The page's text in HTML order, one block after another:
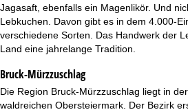
Jagasaft, ebenfalls ein Magenlikör. Und
Lebkuchen. Davon gibt es in dem 4.000-
verschiedene Sorten. Das Handwerk der
Land eine jahrelange Tradition.
Bruck-Mürzzuschlag
Die Region Bruck-Mürzzuschlag liegt in
waldreichen Obersteiermark. Der Bezirk